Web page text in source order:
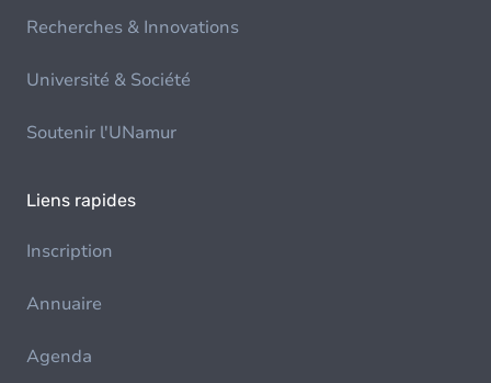
Recherches & Innovations
Université & Société
Soutenir l'UNamur
Liens rapides
Inscription
Annuaire
Agenda